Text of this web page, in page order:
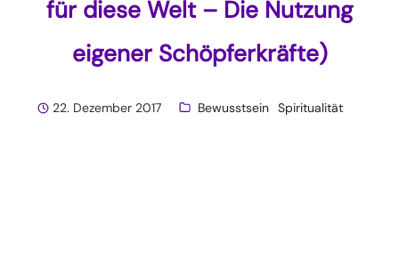
für diese Welt – Die Nutzung
eigener Schöpferkräfte)
22. Dezember 2017 Bewusstsein Spiritualität